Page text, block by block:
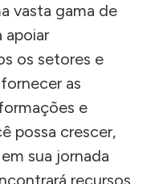
vasta gama de
apoiar
os setores e
as
e
possa crescer,
sua jornada
recursos